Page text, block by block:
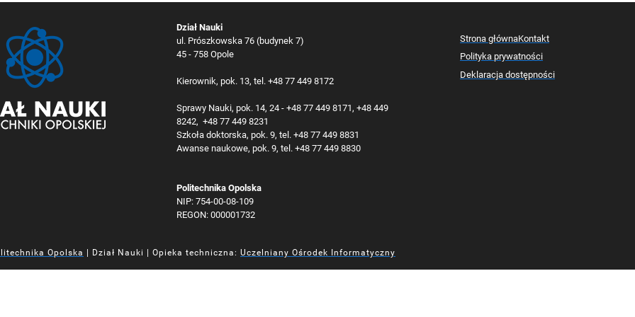
Dział Nauki
ul. Prószkowska 76 (budynek 7)
45 - 758 Opole
Kierownik, pok. 13, tel. +48 77 449 8172
Sprawy Nauki, pok. 14, 24 - +48 77 449 8171, +48 449
8242, +48 77 449 8231
Szkoła doktorska, pok. 9, tel. +48 77 449 8831
Awanse naukowe, pok. 9, tel. +48 77 449 8830
Politechnika Opolska
NIP: 754-00-08-109
REGON: 000001732
Strona głównaKontakt
Polityka prywatności
Deklaracja dostępności
Opolska | Dział Nauki | Opieka techniczna: Uczelniany Ośrodek Informatyczny